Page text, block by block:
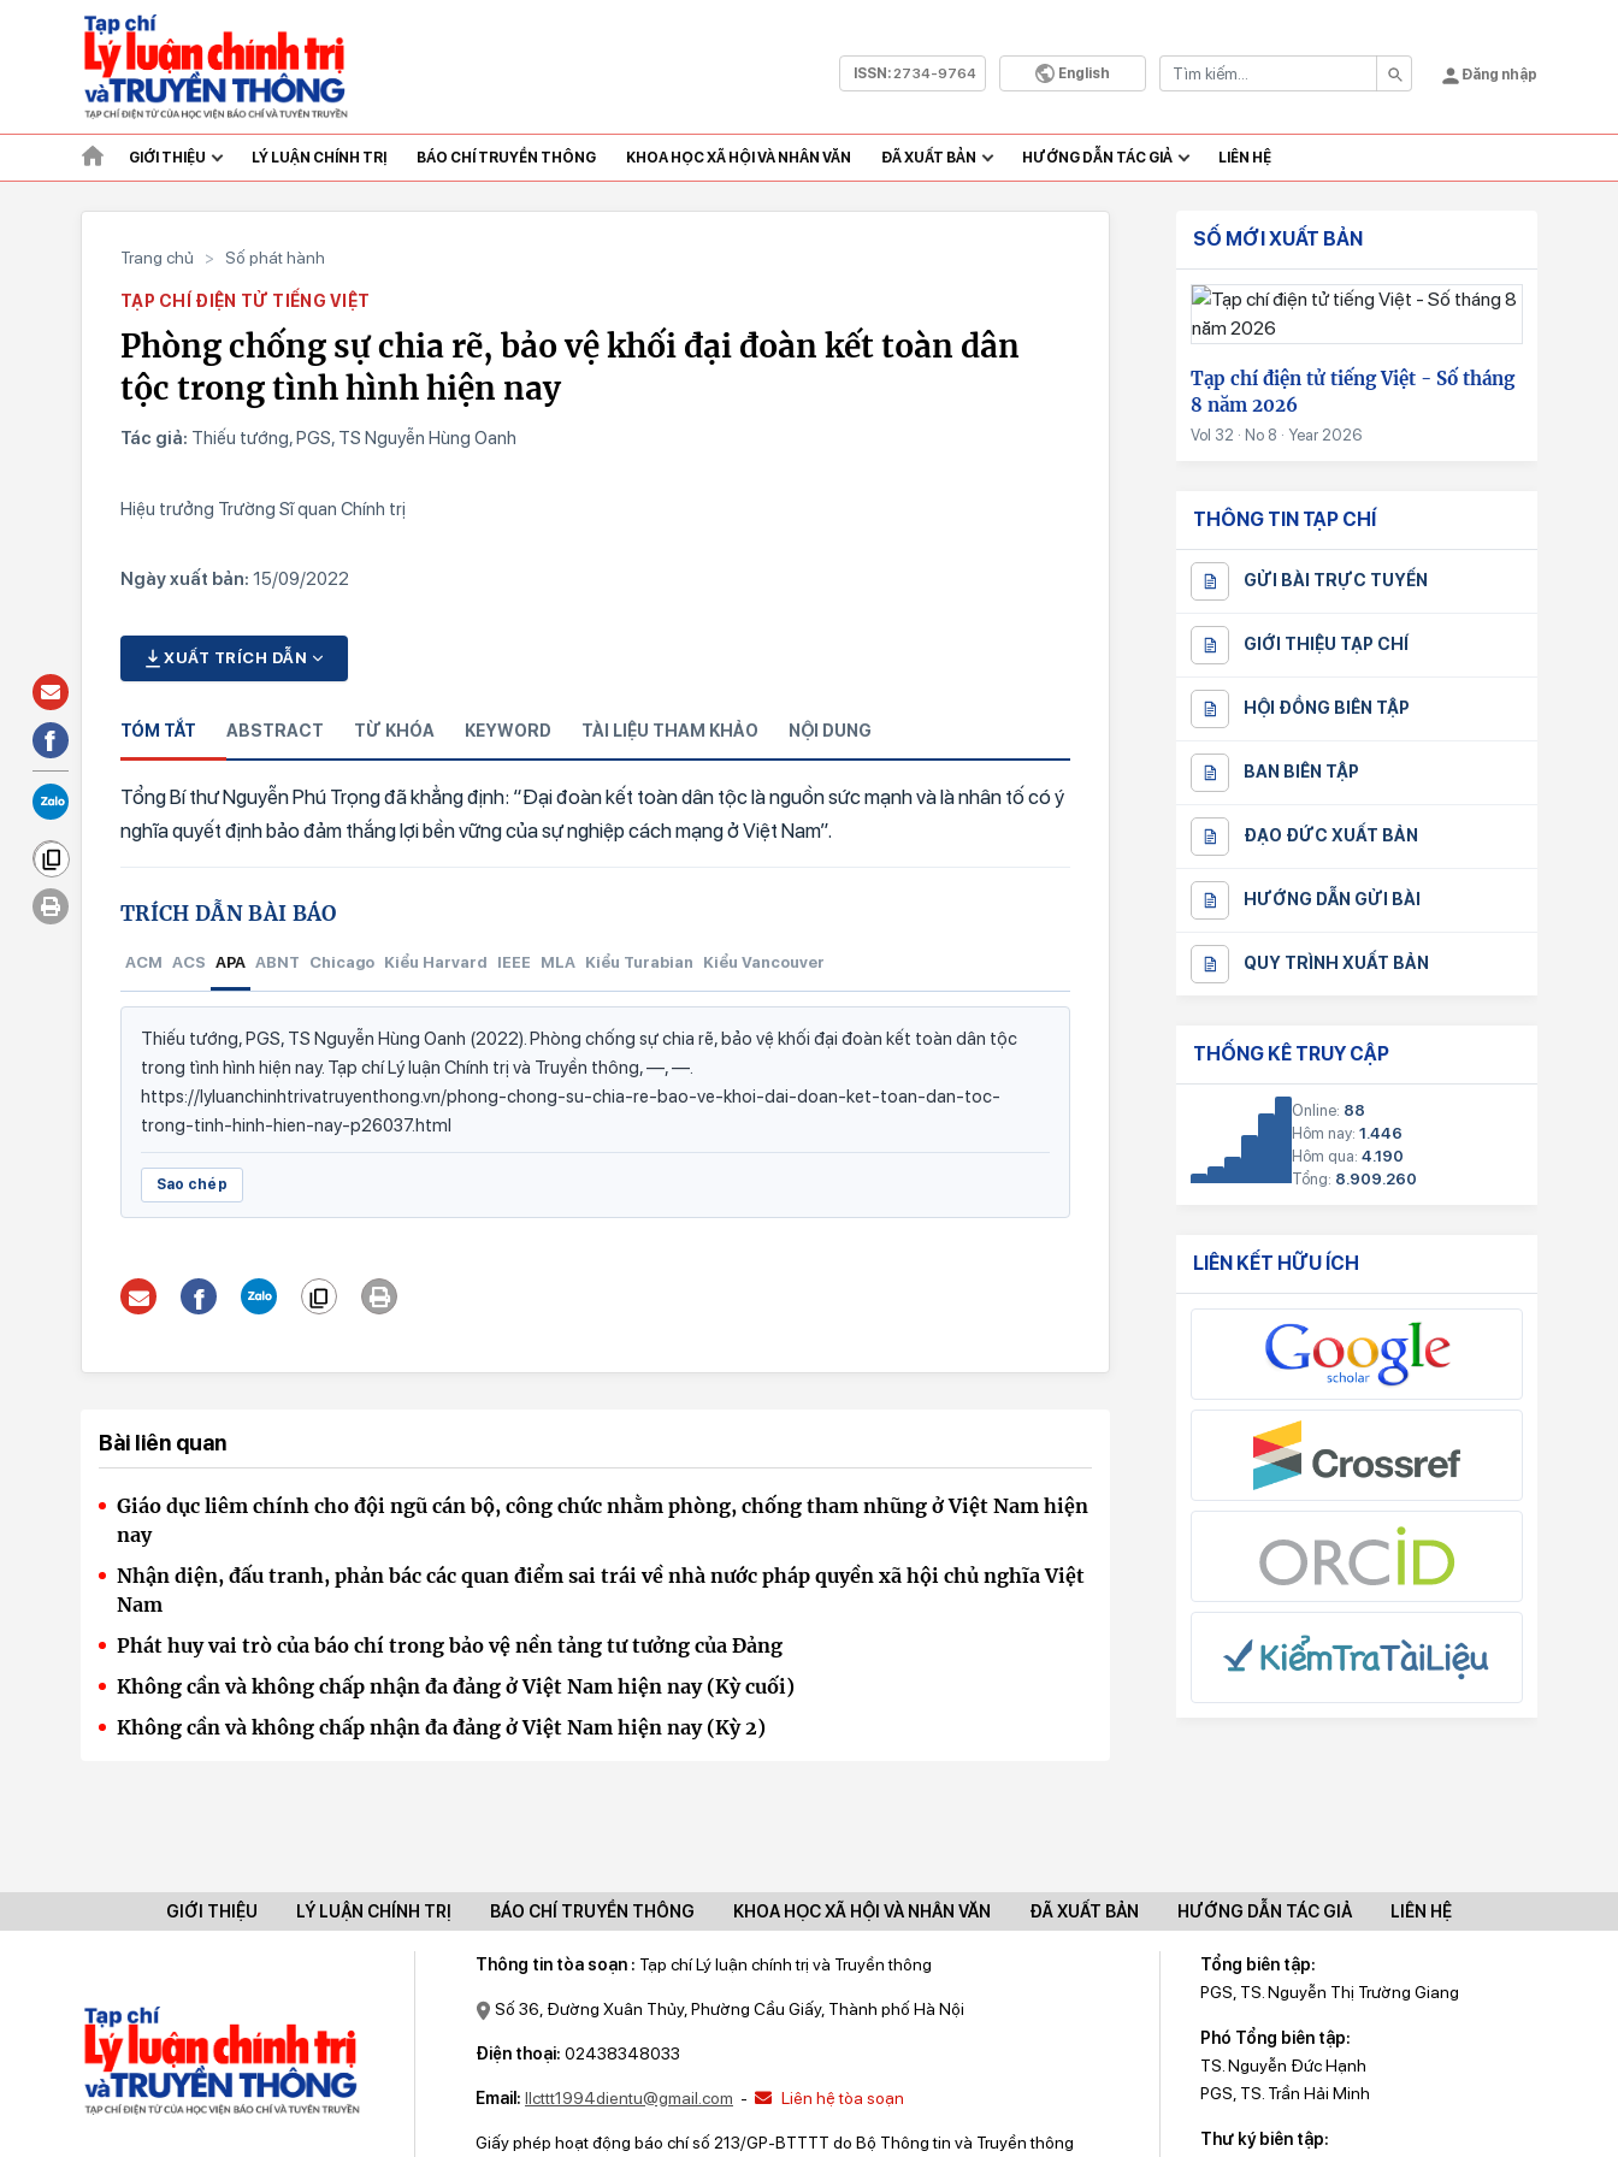
ISSN:2734-9764 English Đăng nhập
GIỚI THIỆU LÝ LUẬN CHÍNH TRỊ BÁO CHÍ TRUYỀN THÔNG KHOA HỌC XÃ HỘI VÀ NHÂN VĂN ĐÃ XUẤT BẢN HƯỚNG DẪN TÁC GIẢ LIÊN HỆ
Trang chủ > Số phát hành
TẠP CHÍ ĐIỆN TỬ TIẾNG VIỆT
Phòng chống sự chia rẽ, bảo vệ khối đại đoàn kết toàn dân
tộc trong tình hình hiện nay
Tác giả: Thiếu tướng, PGS, TS Nguyễn Hùng Oanh
Hiệu trưởng Trường Sĩ quan Chính trị
Ngày xuất bản: 15/09/2022
XUẤT TRÍCH DẪN
TÓM TẮT ABSTRACT TỪ KHÓA KEYWORD TÀI LIỆU THAM KHẢO NỘI DUNG
Tổng Bí thư Nguyễn Phú Trọng đã khẳng định: “Đại đoàn kết toàn dân tộc là nguồn sức mạnh và là nhân tố có ý
nghĩa quyết định bảo đảm thắng lợi bền vững của sự nghiệp cách mạng ở Việt Nam”.
TRÍCH DẪN BÀI BÁO
ACM ACS APA ABNT Chicago Kiểu Harvard IEEE MLA Kiểu Turabian Kiểu Vancouver
Thiếu tướng, PGS, TS Nguyễn Hùng Oanh (2022). Phòng chống sự chia rẽ, bảo vệ khối đại đoàn kết toàn dân tộc
trong tình hình hiện nay. Tạp chí Lý luận Chính trị và Truyền thông, —, —.
https://lyluanchinhtrivatruyenthong.vn/phong-chong-su-chia-re-bao-ve-khoi-dai-doan-ket-toan-dan-toc-
trong-tinh-hinh-hien-nay-p26037.html
Sao chép
Bài liên quan
Giáo dục liêm chính cho đội ngũ cán bộ, công chức nhằm phòng, chống tham nhũng ở Việt Nam hiện
nay
Nhận diện, đấu tranh, phản bác các quan điểm sai trái về nhà nước pháp quyền xã hội chủ nghĩa Việt
Nam
Phát huy vai trò của báo chí trong bảo vệ nền tảng tư tưởng của Đảng
Không cần và không chấp nhận đa đảng ở Việt Nam hiện nay (Kỳ cuối)
Không cần và không chấp nhận đa đảng ở Việt Nam hiện nay (Kỳ 2)
SỐ MỚI XUẤT BẢN
Tạp chí điện tử tiếng Việt - Số tháng
8 năm 2026
Vol 32 · No 8 · Year 2026
THÔNG TIN TẠP CHÍ
GỬI BÀI TRỰC TUYẾN
GIỚI THIỆU TẠP CHÍ
HỘI ĐỒNG BIÊN TẬP
BAN BIÊN TẬP
ĐẠO ĐỨC XUẤT BẢN
HƯỚNG DẪN GỬI BÀI
QUY TRÌNH XUẤT BẢN
THỐNG KÊ TRUY CẬP
Online: 88
Hôm nay: 1.446
Hôm qua: 4.190
Tổng: 8.909.260
LIÊN KẾT HỮU ÍCH
GIỚI THIỆU LÝ LUẬN CHÍNH TRỊ BÁO CHÍ TRUYỀN THÔNG KHOA HỌC XÃ HỘI VÀ NHÂN VĂN ĐÃ XUẤT BẢN HƯỚNG DẪN TÁC GIẢ LIÊN HỆ
Thông tin tòa soạn : Tạp chí Lý luận chính trị và Truyền thông
Số 36, Đường Xuân Thủy, Phường Cầu Giấy, Thành phố Hà Nội
Điện thoại: 02438348033
Email: llcttt1994dientu@gmail.com - Liên hệ tòa soạn
Giấy phép hoạt động báo chí số 213/GP-BTTTT do Bộ Thông tin và Truyền thông
Tổng biên tập:
PGS, TS. Nguyễn Thị Trường Giang
Phó Tổng biên tập:
TS. Nguyễn Đức Hạnh
PGS, TS. Trần Hải Minh
Thư ký biên tập: